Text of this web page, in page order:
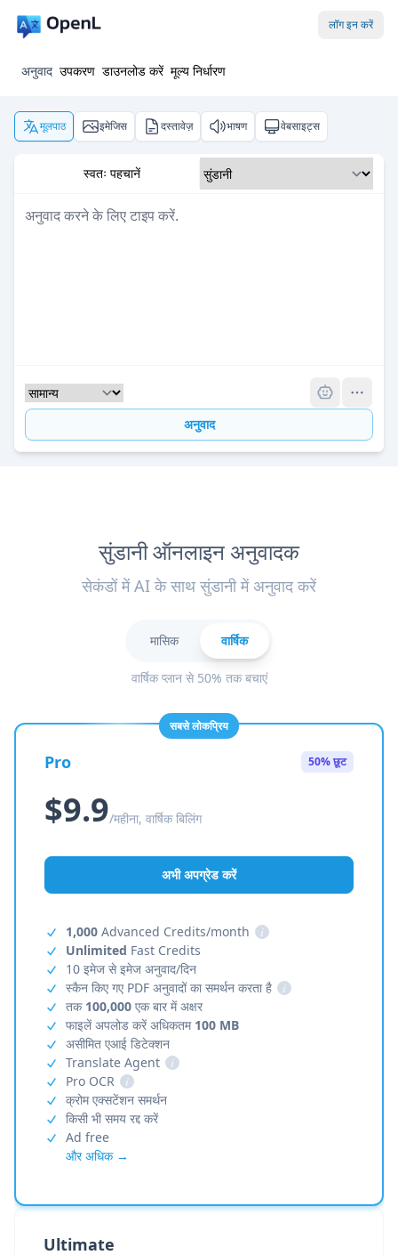
लॉग इन करें
अनुवाद उपकरण डाउनलोड करें मूल्य निर्धारण
मूलपाठ इमेजिस दस्तावेज़ भाषण वेबसाइट्स
स्वतः पहचानें
अनुवाद
सुंडानी ऑनलाइन अनुवादक
सेकंडों में AI के साथ सुंडानी में अनुवाद करें
मासिक वार्षिक
वार्षिक प्लान से 50% तक बचाएं
सबसे लोकप्रिय
Pro 50% छूट
$9.9/महीना, वार्षिक बिलिंग
अभी अपग्रेड करें
1,000 Advanced Credits/month
i
Unlimited Fast Credits
10 इमेज से इमेज अनुवाद/दिन
स्कैन किए गए PDF अनुवादों का समर्थन करता है
i
तक 100,000 एक बार में अक्षर
फाइलें अपलोड करें अधिकतम 100 MB
असीमित एआई डिटेक्शन
Translate Agent
i
Pro OCR
i
क्रोम एक्सटेंशन समर्थन
किसी भी समय रद्द करें
Ad free
और अधिक →
Ultimate